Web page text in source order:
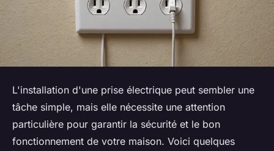
L'installation d'une prise électrique peut sembler une
tâche simple, mais elle nécessite une attention
particulière pour garantir la sécurité et le bon
fonctionnement de votre maison. Voici quelques